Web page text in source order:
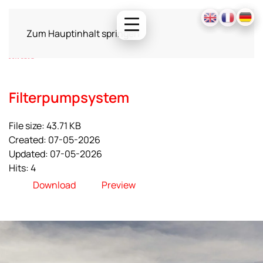
Zum Hauptinhalt springen
Filterpumpsystem
File size: 43.71 KB
Created: 07-05-2026
Updated: 07-05-2026
Hits: 4
Download
Preview